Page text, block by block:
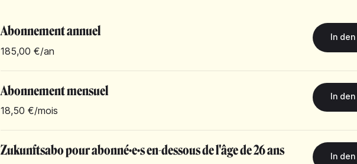
Abonnement annuel
185,00 €/an
Abonnement mensuel
18,50 €/mois
Zukunftsabo pour abonné·e·s en-dessous de l'âge de 26 ans